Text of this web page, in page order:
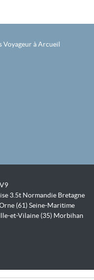
Voyageur à Arcueil
3.5t Normandie Bretagne
(61) Seine-Maritime
et-Vilaine (35) Morbihan